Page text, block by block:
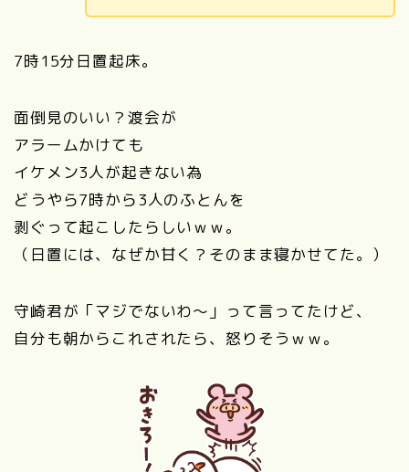
7時15分日置起床。
面倒見のいい？渡会が
アラームかけても
イケメン3人が起きない為
どうやら7時から3人のふとんを
剥ぐって起こしたらしいｗｗ。
（日置には、なぜか甘く？そのまま寝かせてた。）
守崎君が「マジでないわ～」って言ってたけど、
自分も朝からこれされたら、怒りそうｗｗ。